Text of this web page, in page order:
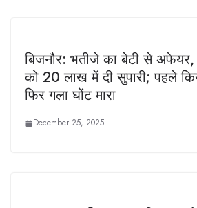
बिजनौर: भतीजे का बेटी से अफेयर,
को 20 लाख में दी सुपारी; पहले
फिर गला घोंट मारा
December 25, 2025